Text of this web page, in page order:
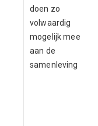
doen zo
volwaardig
mogelijk mee
aan de
samenleving